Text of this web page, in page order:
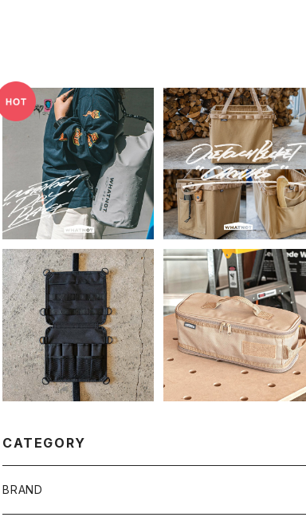
WHATNOT ワットノッ
ト ドライバッグ 10L
¥1,650
WHATNOT／ワンタッ
チバケット 帆布 （ONE
TOUCH BUCKET CA
NVAS）
¥3,480
WHATNOT／ツールオ
ーガナイザー ブラック
｜TOOL ORGANIZER
¥1,980
WHATNOT／マルチス
トレージケース ワイド
¥2,980
CATEGORY
BRAND